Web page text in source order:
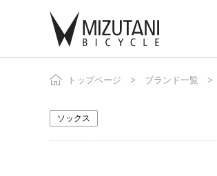
トップページ ブランド一覧
ソックス